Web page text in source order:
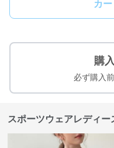
カ
購
必ず購入
スポーツウェアレディー